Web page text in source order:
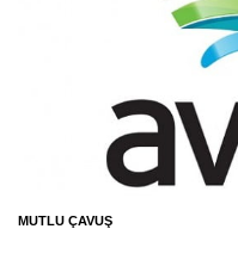
MUTLU ÇAVUŞ